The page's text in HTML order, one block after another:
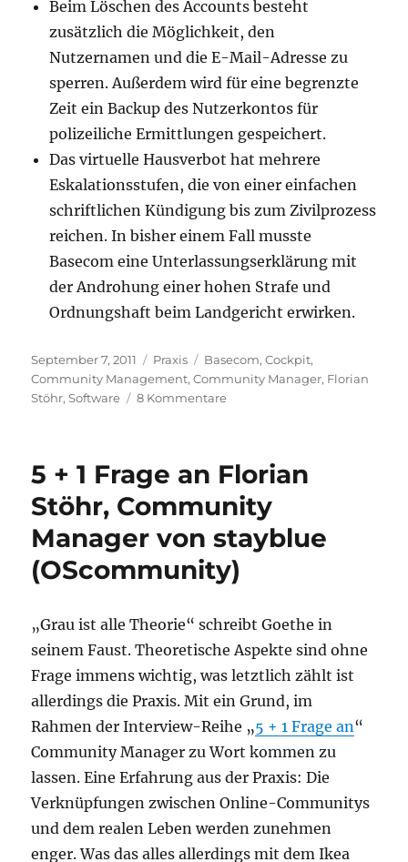
Beim Löschen des Accounts besteht
zusätzlich die Möglichkeit, den
Nutzernamen und die E-Mail-Adresse zu
sperren. Außerdem wird für eine begrenzte
Zeit ein Backup des Nutzerkontos für
polizeiliche Ermittlungen gespeichert.
Das virtuelle Hausverbot hat mehrere
Eskalationsstufen, die von einer einfachen
schriftlichen Kündigung bis zum Zivilprozess
reichen. In bisher einem Fall musste
Basecom eine Unterlassungserklärung mit
der Androhung einer hohen Strafe und
Ordnungshaft beim Landgericht erwirken.
Veröffentlicht
am
September 7, 2011 Kategorien
Praxis Schlagwörter
Basecom,Cockpit,
Community Management,Community Manager, Florian
Stöhr,Software 8 Kommentarezu
mit
Software-
Unterstützung:
Das
Basecom
Community
Cockpit
5 + 1 Frage an Florian
Stöhr, Community
Manager von stayblue
(OScommunity)
„Grau ist alle Theorie“ schreibt Goethe in
seinem Faust. Theoretische Aspekte sind ohne
Frage immens wichtig, was letztlich zählt ist
allerdings die Praxis. Mit ein Grund, im
Rahmen der Interview-Reihe „5 + 1 Frage an“
Community Manager zu Wort kommen zu
lassen. Eine Erfahrung aus der Praxis: Die
Verknüpfungen zwischen Online-Communitys
und dem realen Leben werden zunehmen
enger. Was das alles allerdings mit dem Ikea